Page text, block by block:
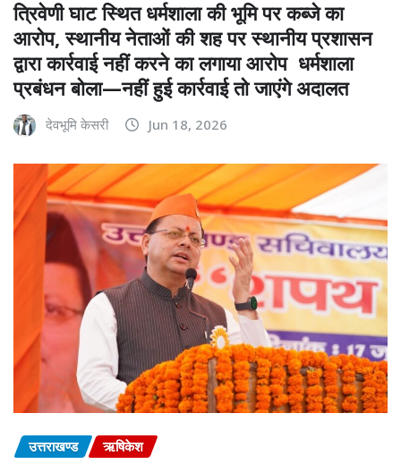
त्रिवेणी घाट स्थित धर्मशाला की भूमि पर कब्जे का
आरोप, स्थानीय नेताओं की शह पर स्थानीय प्रशासन
द्वारा कार्रवाई नहीं करने का लगाया आरोप धर्मशाला
प्रबंधन बोला—नहीं हुई कार्रवाई तो जाएंगे अदालत
देवभूमि केसरी Jun 18, 2026
उत्तराखण्ड ऋषिकेश